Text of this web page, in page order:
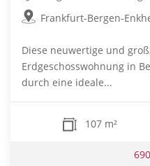
Frankfurt-Bergen-
Diese neuwertige und
Erdgeschosswohnung in
durch eine ideale...
107 m²